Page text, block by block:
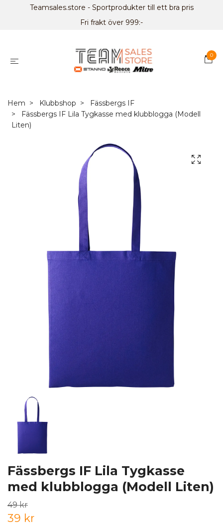
Teamsales.store - Sportprodukter till ett bra pris
Fri frakt över 999:-
0
Hem Klubbshop
Fässbergs IF
Fässbergs IF Lila Tygkasse med klubblogga (Modell
Liten)
Fässbergs IF Lila Tygkasse
med klubblogga (Modell Liten)
49 kr
39 kr